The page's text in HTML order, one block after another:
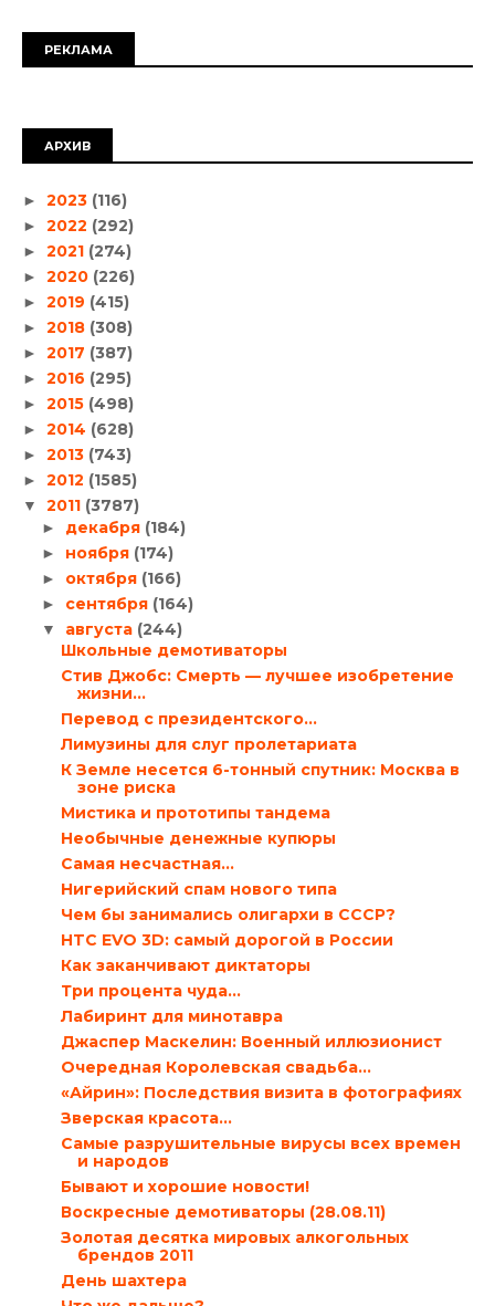
РЕКЛАМА
АРХИВ
► 2023 (116)
► 2022 (292)
► 2021 (274)
► 2020 (226)
► 2019 (415)
► 2018 (308)
► 2017 (387)
► 2016 (295)
► 2015 (498)
► 2014 (628)
► 2013 (743)
► 2012 (1585)
▼ 2011 (3787)
► декабря (184)
► ноября (174)
► октября (166)
► сентября (164)
▼ августа (244)
Школьные демотиваторы
Стив Джобс: Смерть — лучшее изобретение
жизни…
Перевод с президентского…
Лимузины для слуг пролетариата
К Земле несется 6-тонный спутник: Москва в
зоне риска
Мистика и прототипы тандема
Необычные денежные купюры
Самая несчастная…
Нигерийский спам нового типа
Чем бы занимались олигархи в СССР?
HTC EVO 3D: самый дорогой в России
Как заканчивают диктаторы
Три процента чуда…
Лабиринт для минотавра
Джаспер Маскелин: Военный иллюзионист
Очередная Королевская свадьба…
«Айрин»: Последствия визита в фотографиях
Зверская красота…
Самые разрушительные вирусы всех времен
и народов
Бывают и хорошие новости!
Воскресные демотиваторы (28.08.11)
Золотая десятка мировых алкогольных
брендов 2011
День шахтера